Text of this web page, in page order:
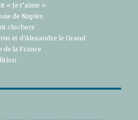
« Je t’aime »
de Naples
clochers
et d’Alexandre le Grand
de la France